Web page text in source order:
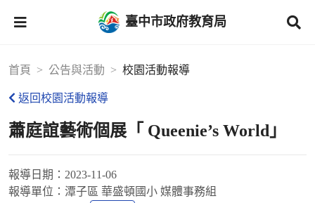
臺中市政府教育局
首頁 公告與活動 校園活動報導
返回校園活動報導
蕭庭誼藝術個展「 Queenie’s World」
報導日期： 2023-11-06
報導單位： 潭子區 華盛頓國小 媒體事務組